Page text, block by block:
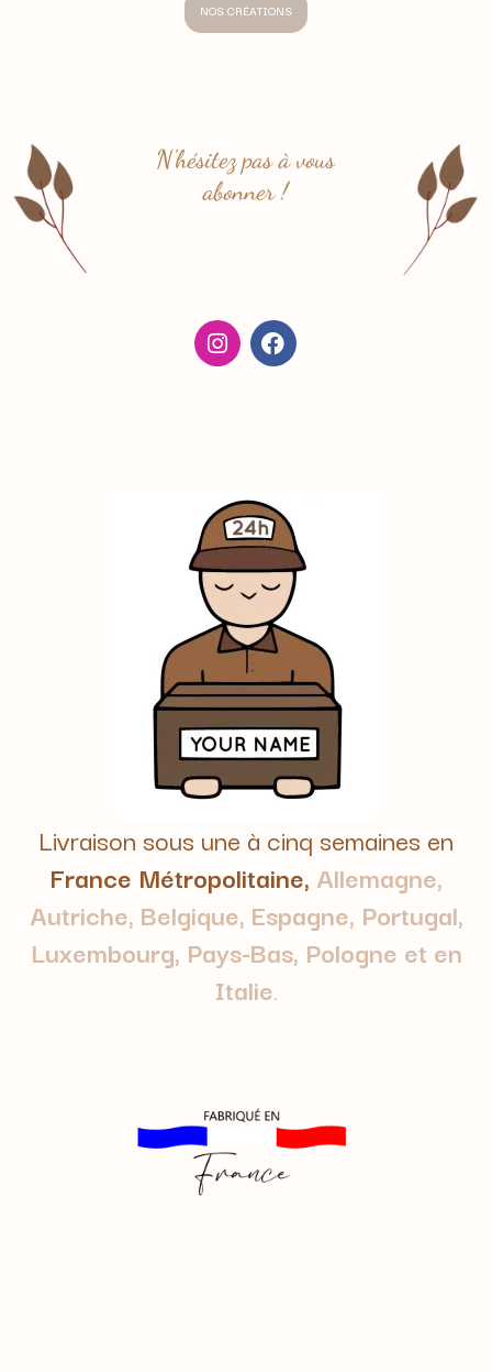
NOS CRÉATIONS
N’hésitez pas à vous
abonner !
Livraison sous une à cinq semaines en
France Métropolitaine, Allemagne,
Autriche, Belgique, Espagne, Portugal,
Luxembourg, Pays-Bas, Pologne et en
Italie.